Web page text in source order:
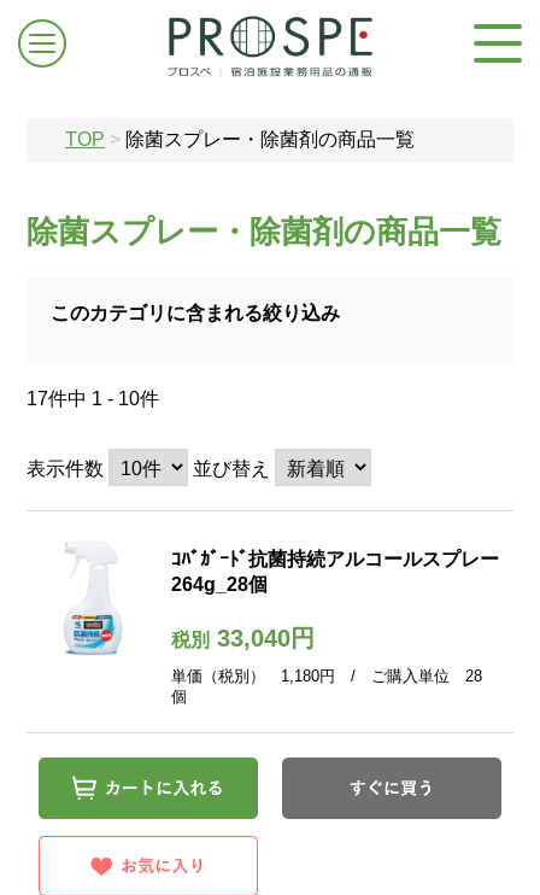
TOP > 除菌スプレー・除菌剤の商品一覧
除菌スプレー・除菌剤の商品一覧
このカテゴリに含まれる絞り込み
17件中 1 - 10件
表示件数 並び替え
ｺﾊﾞｶﾞｰﾄﾞ抗菌持続アルコールスプレー
264g_28個
税別33,040円
単価（税別） 1,180円 / ご購入単位 28
個